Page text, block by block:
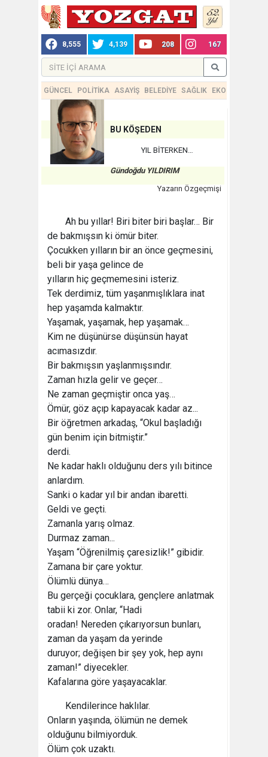
8,555 4,139 208 167
GÜNCEL POLİTİKA ASAYİŞ BELEDİYE SAĞLIK EKONOMİ
BU KÖŞEDEN
YIL BİTERKEN…
Gündoğdu YILDIRIM
Yazarın Özgeçmişi
Ah bu yıllar! Biri biter biri başlar… Bir
de bakmışsın ki ömür biter.
Çocukken yılların bir an önce geçmesini,
beli bir yaşa gelince de
yılların hiç geçmemesini isteriz.
Tek derdimiz, tüm yaşanmışlıklara inat
hep yaşamda kalmaktır.
Yaşamak, yaşamak, hep yaşamak…
Kim ne düşünürse düşünsün hayat
acımasızdır.
Bir bakmışsın yaşlanmışsındır.
Zaman hızla gelir ve geçer…
Ne zaman geçmiştir onca yaş…
Ömür, göz açıp kapayacak kadar az...
Bir öğretmen arkadaş, “Okul başladığı
gün benim için bitmiştir.”
derdi.
Ne kadar haklı olduğunu ders yılı bitince
anlardım.
Sanki o kadar yıl bir andan ibaretti.
Geldi ve geçti.
Zamanla yarış olmaz.
Durmaz zaman...
Yaşam “Öğrenilmiş çaresizlik!” gibidir.
Zamana bir çare yoktur.
Ölümlü dünya…
Bu gerçeği çocuklara, gençlere anlatmak
tabii ki zor. Onlar, “Hadi
oradan! Nereden çıkarıyorsun bunları,
zaman da yaşam da yerinde
duruyor; değişen bir şey yok, hep aynı
zaman!” diyecekler.
Kafalarına göre yaşayacaklar.
Kendilerince haklılar.
Onların yaşında, ölümün ne demek
olduğunu bilmiyorduk.
Ölüm çok uzaktı.